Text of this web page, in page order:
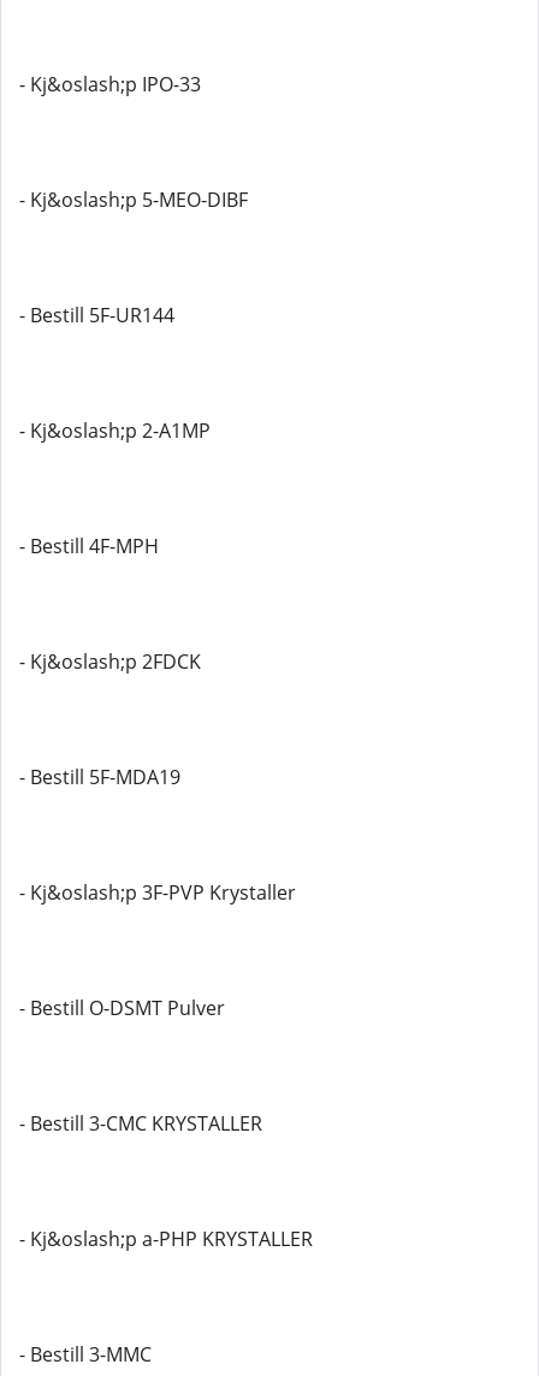
- Kj&oslash;p IPO-33
- Kj&oslash;p 5-MEO-DIBF
- Bestill 5F-UR144
- Kj&oslash;p 2-A1MP
- Bestill 4F-MPH
- Kj&oslash;p 2FDCK
- Bestill 5F-MDA19
- Kj&oslash;p 3F-PVP Krystaller
- Bestill O-DSMT Pulver
- Bestill 3-CMC KRYSTALLER
- Kj&oslash;p a-PHP KRYSTALLER
- Bestill 3-MMC